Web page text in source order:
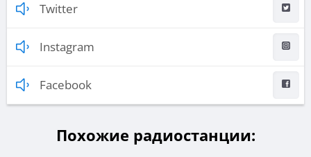
Twitter
Instagram
Facebook
Похожие радиостанции: